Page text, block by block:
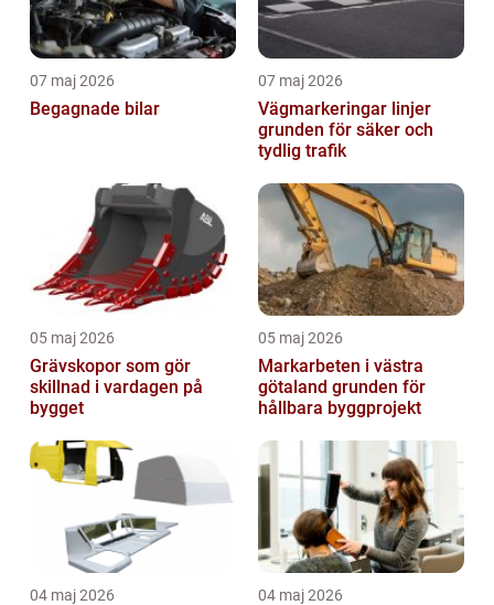
07 maj 2026
Begagnade bilar
07 maj 2026
Vägmarkeringar linjer
grunden för säker och
tydlig trafik
05 maj 2026
Grävskopor som gör
skillnad i vardagen på
bygget
05 maj 2026
Markarbeten i västra
götaland grunden för
hållbara byggprojekt
04 maj 2026 04 maj 2026